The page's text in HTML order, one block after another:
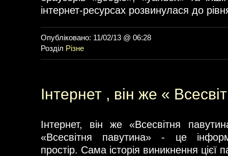
інтернет-ресурсах розвинулася до
Опубліковано: 11/02/13 @ 06:28
Розділ Різне
Інтернет , він же «
Інтернет, він же «Всесвітня
«Всесвітня павутина» - це
простір. Сама історія виникнення цієї